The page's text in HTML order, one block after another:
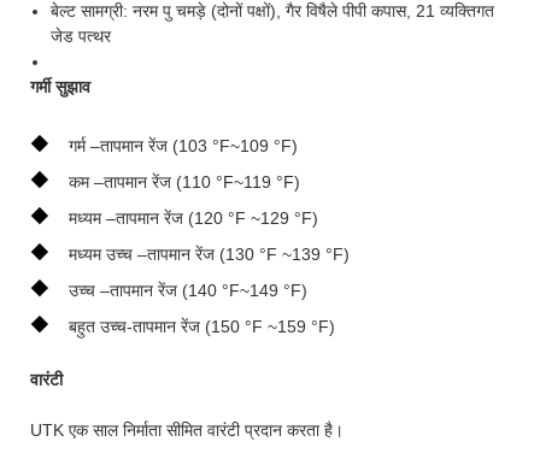
बेल्ट सामग्री: नरम पु चमड़े (दोनों पक्षों), गैर विषैले पीपी कपास, 21 व्यक्तिगत
जेड पत्थर
गर्मी सुझाव
◆ गर्म –तापमान रेंज (103 °F~109 °F)
◆ कम –तापमान रेंज (110 °F~119 °F)
◆ मध्यम –तापमान रेंज (120 °F ~129 °F)
◆ मध्यम उच्च –तापमान रेंज (130 °F ~139 °F)
◆ उच्च –तापमान रेंज (140 °F~149 °F)
◆ बहुत उच्च-तापमान रेंज (150 °F ~159 °F)
वारंटी
UTK एक साल निर्माता सीमित वारंटी प्रदान करता है।